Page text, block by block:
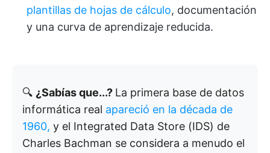
plantillas de hojas de cálculo, documentación
y una curva de aprendizaje reducida.
🔍 ¿Sabías que...? La primera base de datos
informática real apareció en la década de
1960, y el Integrated Data Store (IDS) de
Charles Bachman se considera a menudo el